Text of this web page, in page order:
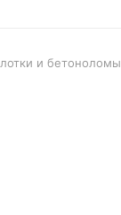
и бетоноломы